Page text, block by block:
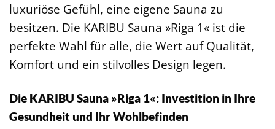
luxuriöse Gefühl, eine eigene Sauna zu
besitzen. Die KARIBU Sauna »Riga 1« ist die
perfekte Wahl für alle, die Wert auf Qualität,
Komfort und ein stilvolles Design legen.
Die KARIBU Sauna »Riga 1«: Investition in Ihre
Gesundheit und Ihr Wohlbefinden